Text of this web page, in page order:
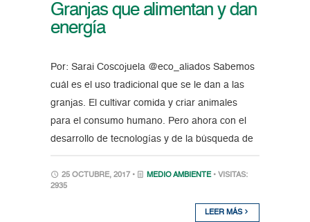
Granjas que alimentan y dan
energía
Por: Sarai Coscojuela @eco_aliados Sabemos
cuál es el uso tradicional que se le dan a las
granjas. El cultivar comida y criar animales
para el consumo humano. Pero ahora con el
desarrollo de tecnologías y de la búsqueda de
25 OCTUBRE, 2017 • MEDIO AMBIENTE • VISITAS:
2935
LEER MÁS